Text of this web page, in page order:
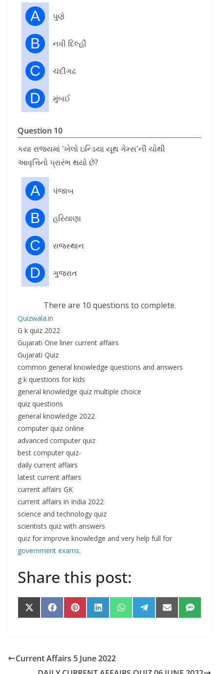
A પુણે
B નવી દિલ્હી
C ચંદીગઢ
D મુંબઈ
Question 10
કયા રાજ્યમાં 'ખેલો ઇન્ડિયા યૂથ ગેમ્સ'ની ચોથી
આવૃત્તિનો પ્રારંભ થયો છે?
A પંજાબ
B હરિયાણા
C રાજસ્થાન
D ગુજરાત
There are 10 questions to complete.
Quizwala.in
G k quiz 2022
Gujarati One liner current affairs
Gujarati Quiz
common general knowledge questions and answers
g k questions for kids
general knowledge quiz multiple choice
quiz questions
general knowledge 2022
computer quiz online
advanced computer quiz
best computer quiz-
daily current affairs
latest current affairs
current affairs GK
current affairs in India 2022
science and technology quiz
scientists quiz with answers
quiz for improve knowledge and very help full for
government exams.
Share this post:
Share
on
Share
on
Share
on
Share
on
Share
on
Share
on
Share
on
Share
on
Current Affairs 5 June 2022